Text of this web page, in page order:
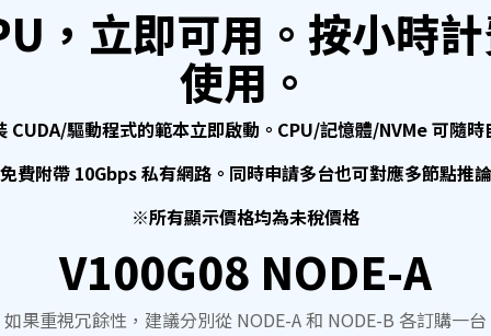
，立即可用。按小時
使用。
CUDA/驅動程式的範本立即啟動。CPU/記憶體/NVMe 可隨時
免費附帶 10Gbps 私有網路。同時申請多台也可對應多節點推論
※所有顯示價格均為未稅價格
V100G08 NODE-A
如果重視冗餘性，建議分別從 NODE-A 和 NODE-B 各訂購一台